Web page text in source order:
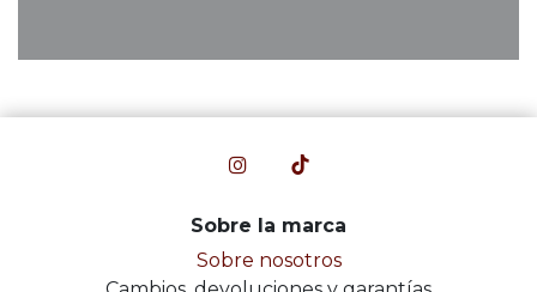
Sobre la marca
Sobre nosotros